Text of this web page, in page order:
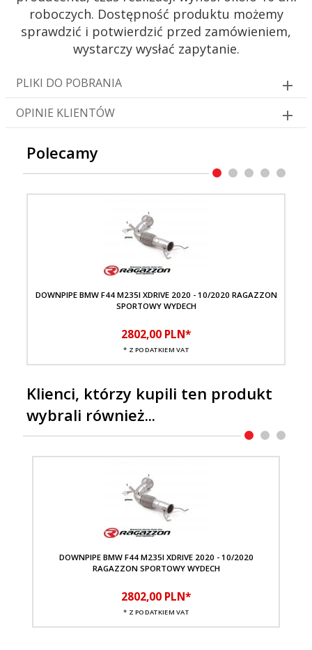
roboczych. Dostępność produktu możemy
sprawdzić i potwierdzić przed zamówieniem,
wystarczy wysłać zapytanie.
PLIKI DO POBRANIA
OPINIE KLIENTÓW
Polecamy
DOWNPIPE BMW F44 M235I XDRIVE 2020 - 10/2020 RAGAZZON
SPORTOWY WYDECH
2802,00 PLN*
* Z PODATKIEM VAT
Klienci, którzy kupili ten produkt
wybrali również...
DOWNPIPE BMW F44 M235I XDRIVE 2020 - 10/2020
RAGAZZON SPORTOWY WYDECH
2802,00 PLN*
* Z PODATKIEM VAT